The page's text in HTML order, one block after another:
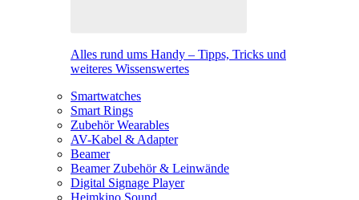
Alles rund ums Handy – Tipps, Tricks und
weiteres Wissenswertes
Smartwatches
Smart Rings
Zubehör Wearables
AV-Kabel & Adapter
Beamer
Beamer Zubehör & Leinwände
Digital Signage Player
Heimkino Sound